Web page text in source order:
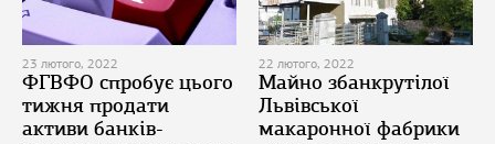
23 лютого, 2022
ФГВФО спробує цього
тижня продати
активи банків-
22 лютого, 2022
Майно збанкрутілої
Львівської
макаронної фабрики